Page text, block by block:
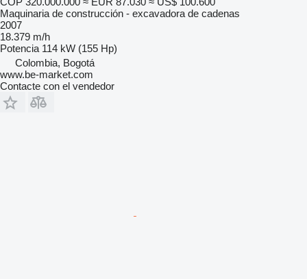
Maquinaria de construcción - excavadora de cadenas
2007
18.379 m/h
Potencia 114 kW (155 Hp)
Colombia, Bogotá
www.be-market.com
Contacte con el vendedor